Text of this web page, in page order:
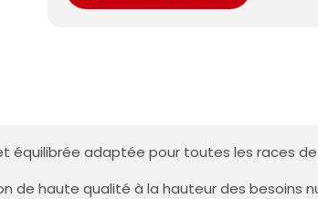
adaptée pour toutes les races de
de haute qualité à la hauteur des besoins